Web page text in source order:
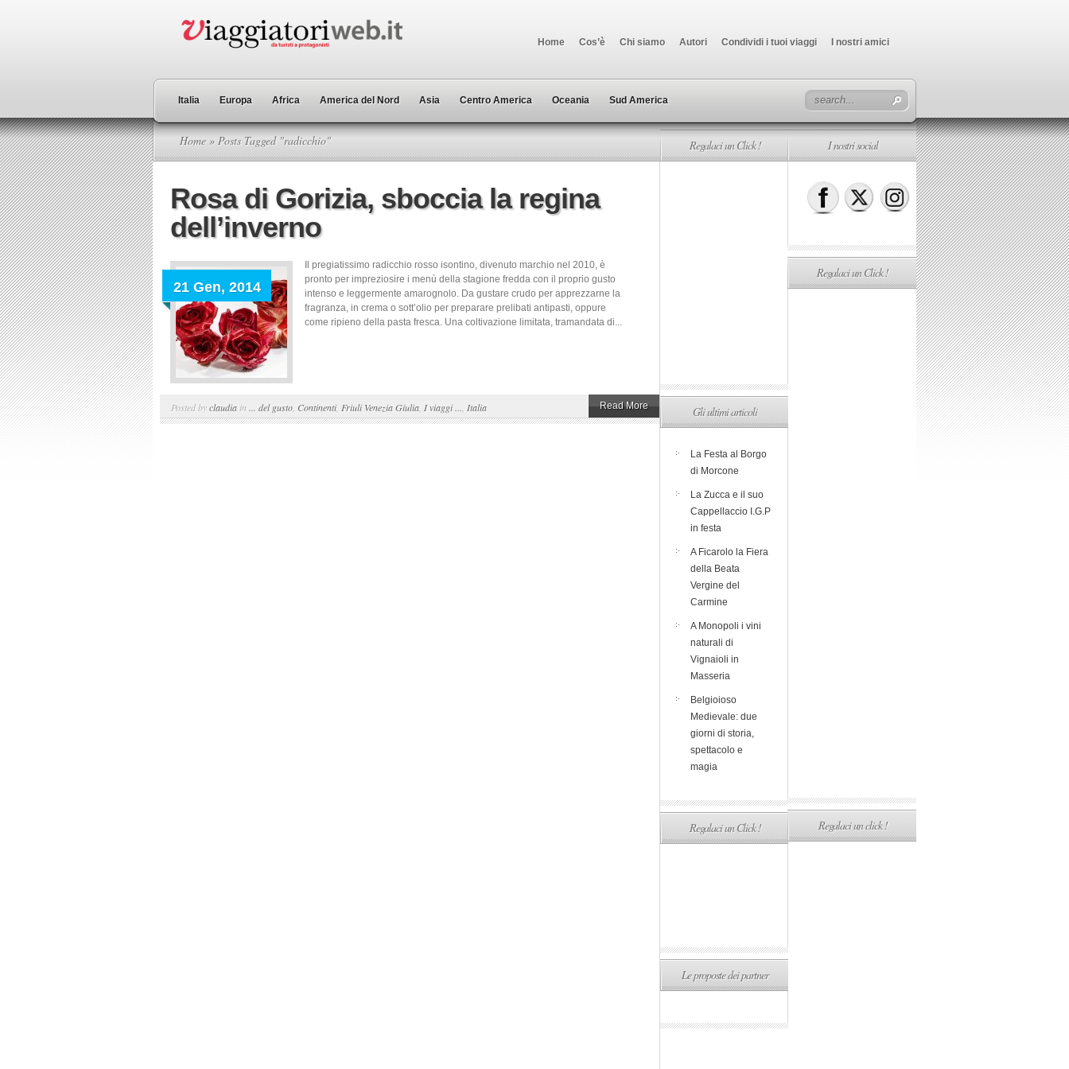
Home Cos’è Chi siamo Autori Condividi i tuoi viaggi I nostri amici
Italia Europa Africa America del Nord Asia Centro America Oceania Sud America
Home » Posts Tagged "radicchio"
Rosa di Gorizia, sboccia la regina
dell’inverno
21 Gen, 2014
Il pregiatissimo radicchio rosso isontino, divenuto marchio nel 2010, è
pronto per impreziosire i menù della stagione fredda con il proprio gusto
intenso e leggermente amarognolo. Da gustare crudo per apprezzarne la
fragranza, in crema o sott’olio per preparare prelibati antipasti, oppure
come ripieno della pasta fresca. Una coltivazione limitata, tramandata di...
Posted byclaudia in ... del gusto Continenti, Friuli Venezia Giulia I viaggi ... Italia Read More
Regalaci un Click !
Gli ultimi articoli
La Festa al Borgo
di Morcone
La Zucca e il suo
Cappellaccio I.G.P
in festa
A Ficarolo la Fiera
della Beata
Vergine del
Carmine
A Monopoli i vini
naturali di
Vignaioli in
Masseria
Belgioioso
Medievale: due
giorni di storia,
spettacolo e
magia
Regalaci un Click !
Le proposte dei partner
I nostri social
Regalaci un Click !
Regalaci un click !